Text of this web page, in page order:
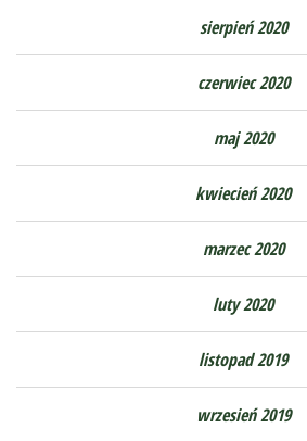
sierpień 2020
czerwiec 2020
maj 2020
kwiecień 2020
marzec 2020
luty 2020
listopad 2019
wrzesień 2019